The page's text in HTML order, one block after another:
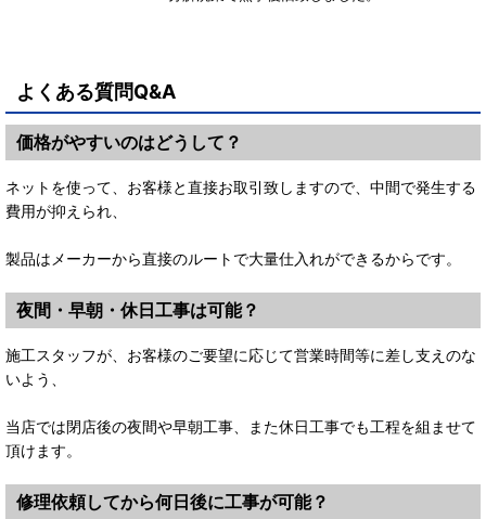
よくある質問Q&A
価格がやすいのはどうして？
ネットを使って、お客様と直接お取引致しますので、中間で発生する
費用が抑えられ、
製品はメーカーから直接のルートで大量仕入れができるからです。
夜間・早朝・休日工事は可能？
施工スタッフが、お客様のご要望に応じて営業時間等に差し支えのな
いよう、
当店では閉店後の夜間や早朝工事、また休日工事でも工程を組ませて
頂けます。
修理依頼してから何日後に工事が可能？